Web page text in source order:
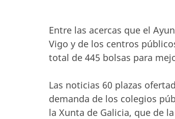
Entre las acercas que el
Vigo y de los centros
total de 445 bolsas para
Las noticias 60 plazas
demanda de los colegios
la Xunta de Galicia, que de